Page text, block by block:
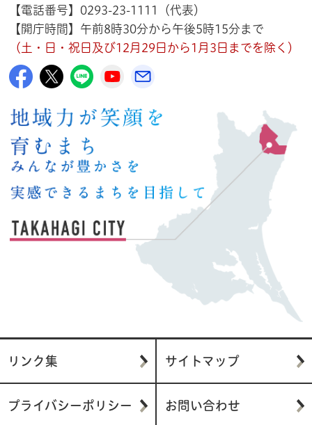
【電話番号】0293-23-1111（代表）
【開庁時間】午前8時30分から午後5時15分まで
（土・日・祝日及び12月29日から1月3日までを除く）
高萩市公式Facebook
高萩市公式X
高萩市公式LINE
高萩市YouTube公式チャンネル
リンク集 サイトマップ
プライバシーポリシー お問い合わせ